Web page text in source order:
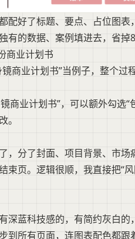
配好了标题、要点、占位图
有的数据、案例填进去，省掉
商业计划书
商业计划书”当例子，整个过
商业计划书”，可以额外勾选“
。
，分了封面、项目背景、市
束页。逻辑很顺，我直接把“
深蓝科技感的，有简约灰白
到所有页面，连图表配色都跟